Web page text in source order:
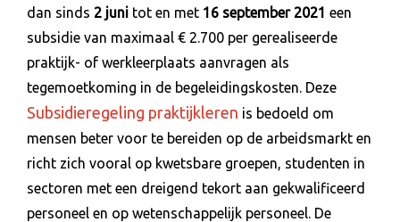
dan sinds 2 juni tot en met 16 september 2021 een
subsidie van maximaal € 2.700 per gerealiseerde
praktijk- of werkleerplaats aanvragen als
tegemoetkoming in de begeleidingskosten. Deze
Subsidieregeling praktijkleren is bedoeld om
mensen beter voor te bereiden op de arbeidsmarkt en
richt zich vooral op kwetsbare groepen, studenten in
sectoren met een dreigend tekort aan gekwalificeerd
personeel en op wetenschappelijk personeel. De